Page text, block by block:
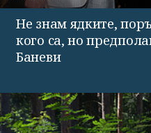
Не знам ядките,
кого са, но
Баневи